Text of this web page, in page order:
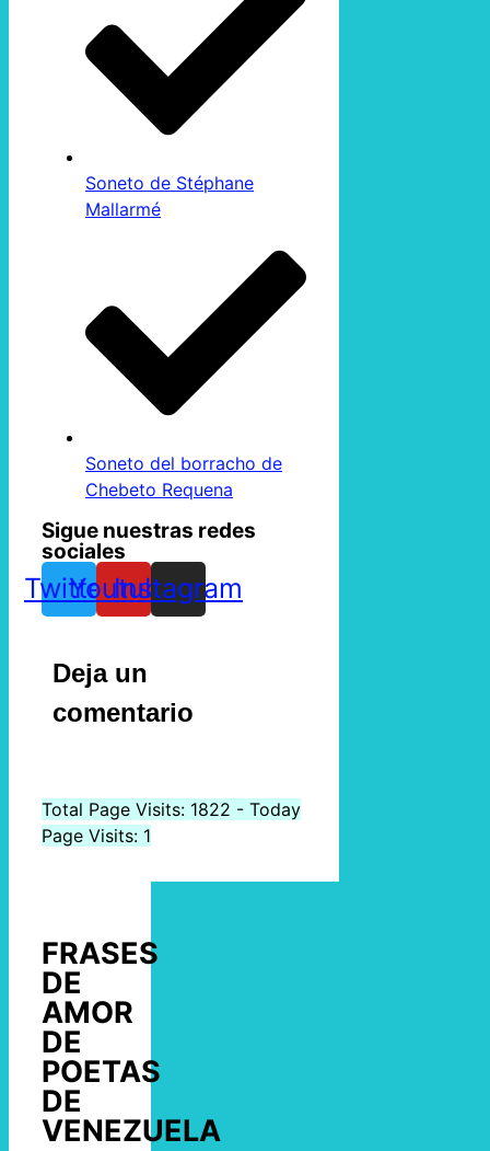
Soneto de Stéphane
Mallarmé
Soneto del borracho de
Chebeto Requena
Sigue nuestras redes
sociales
TwitterYoutube
Instagram
Deja un
comentario
Total Page Visits: 1822 - Today
Page Visits: 1
FRASES
DE
AMOR
DE
POETAS
DE
VENEZUELA